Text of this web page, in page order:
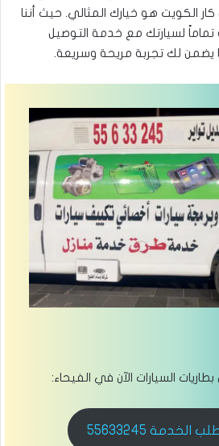
الكويت هو خيارك المثالي. حيث أننا
تماماً لسيارتك مع خدمة التوصيل
يضمن لك تجربة مريحة وسريعة.
السيارات الآن في الفيحاء:
الخدمة 55633245